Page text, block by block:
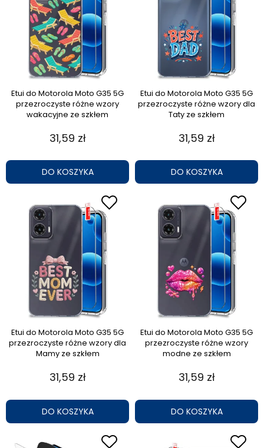
Etui do Motorola Moto G35 5G
przezroczyste różne wzory
wakacyjne ze szkłem
31,59 zł
DO KOSZYKA
Etui do Motorola Moto G35 5G
przezroczyste różne wzory dla
Taty ze szkłem
31,59 zł
DO KOSZYKA
Etui do Motorola Moto G35 5G
przezroczyste różne wzory dla
Mamy ze szkłem
31,59 zł
DO KOSZYKA
Etui do Motorola Moto G35 5G
przezroczyste różne wzory
modne ze szkłem
31,59 zł
DO KOSZYKA